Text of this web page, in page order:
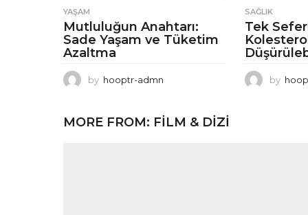
YAŞAM
Mutluluğun Anahtarı:
Sade Yaşam ve Tüketim
Azaltma
by hooptr-admn
SAĞLIK
Tek
by
MORE FROM: FILM & DIZI